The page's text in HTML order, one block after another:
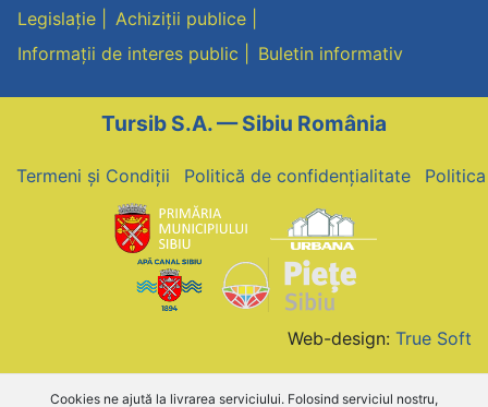
Legislație
Achiziții publice
Informații de interes public
Buletin informativ
Tursib S.A. — Sibiu România
Termeni și Condiții Politică de confidențialitate
Web-design: True Soft
Cookies ne ajută la livrarea serviciului. Folosind serviciul nostru,